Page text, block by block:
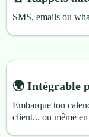
SMS, emails ou
🌍 Intégrable
Embarque ton
client... ou même